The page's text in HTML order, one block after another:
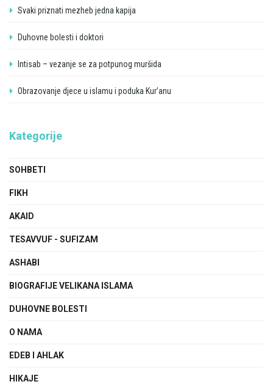
Svaki priznati mezheb jedna kapija
Duhovne bolesti i doktori
Intisab – vezanje se za potpunog muršida
Obrazovanje djece u islamu i poduka Kur’anu
Kategorije
SOHBETI
FIKH
AKAID
TESAVVUF - SUFIZAM
ASHABI
BIOGRAFIJE VELIKANA ISLAMA
DUHOVNE BOLESTI
O NAMA
EDEB I AHLAK
HIKAJE